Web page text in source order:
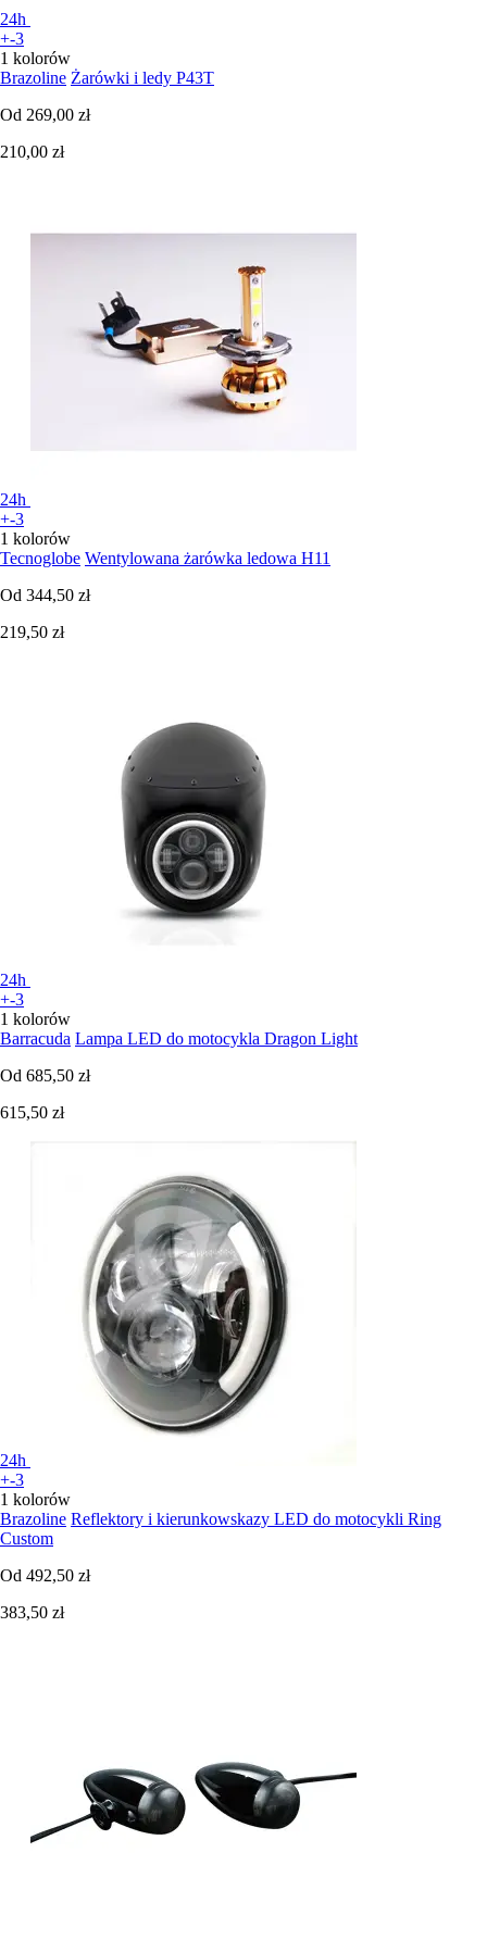
24h
+-3
1 kolorów
Brazoline Żarówki i ledy P43T
Od 269,00 zł
210,00 zł
24h
+-3
1 kolorów
Tecnoglobe Wentylowana żarówka ledowa H11
Od 344,50 zł
219,50 zł
24h
+-3
1 kolorów
Barracuda Lampa LED do motocykla Dragon Light
Od 685,50 zł
615,50 zł
24h
+-3
1 kolorów
Brazoline Reflektory i kierunkowskazy LED do motocykli Ring
Custom
Od 492,50 zł
383,50 zł